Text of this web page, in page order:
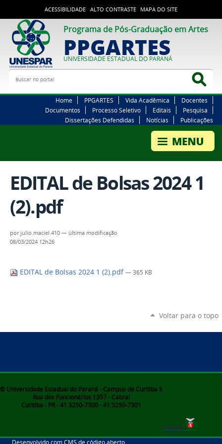
ACESSIBILIDADE ALTO CONTRASTE MAPA DO SITE
Programa de Pós-Graduação em Artes
PPGARTES
UNIVERSIDADE ESTADUAL DO PARANÁ
Buscar no portal
Home PPGARTES Vida Acadêmica
Docentes
Documentos
Processo Seletivo Editais
Pesquisa
Dissertações Defendidas
Notícias Publicações
EDITAL de Bolsas 2024 1
(2).pdf
por julio.maciel.410 — última modificação
08/03/2024 12h26
EDITAL de Bolsas 2024 1 (2).pdf — 365 KB
Voltar para o topo
© Universidade Estadual do Paraná - Campus de Curitiba II
Rua dos Funcionários 1357 - Cabral
Curitiba - PR - 41 3250-7300 - 41 3250-7301
Desenvolvido com CMS de código aberto